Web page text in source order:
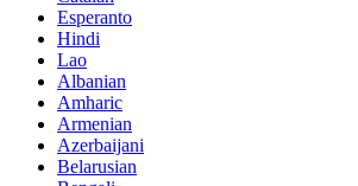
Esperanto
Hindi
Lao
Albanian
Amharic
Armenian
Azerbaijani
Belarusian